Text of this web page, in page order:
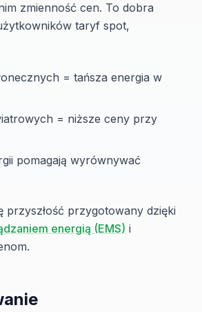
zmienność cen. To dobra
taryf spot,
= tańsza energia w
= niższe ceny przy
pomagają wyrównywać
przyszłość przygotowany dzięki
energią (EMS) i